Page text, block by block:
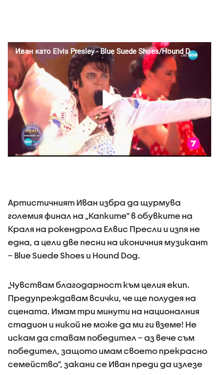
Артистичният Иван избра да щурмува
големия финал на „Капките“ в обувките на
Краля на рокендрола Елвис Пресли и изпя не
една, а цели две песни на иконичния музикант
– Blue Suede Shoes и Hound Dog.
„Чувствам благодарност към целия екип.
Предупреждавам всички, че ще полудея на
сцената. Имам три минути на националния
стадион и никой не може да ми ги вземе! Не
искам да ставам победител – аз вече съм
победител, защото имам своето прекрасно
семейство“, закани се Иван преди да излезе